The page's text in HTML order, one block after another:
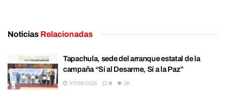
Noticias Relacionadas
Tapachula, sede del arranque estatal de la
campaña “Sí al Desarme, Sí a la Paz”
07/08/2026 0 2K